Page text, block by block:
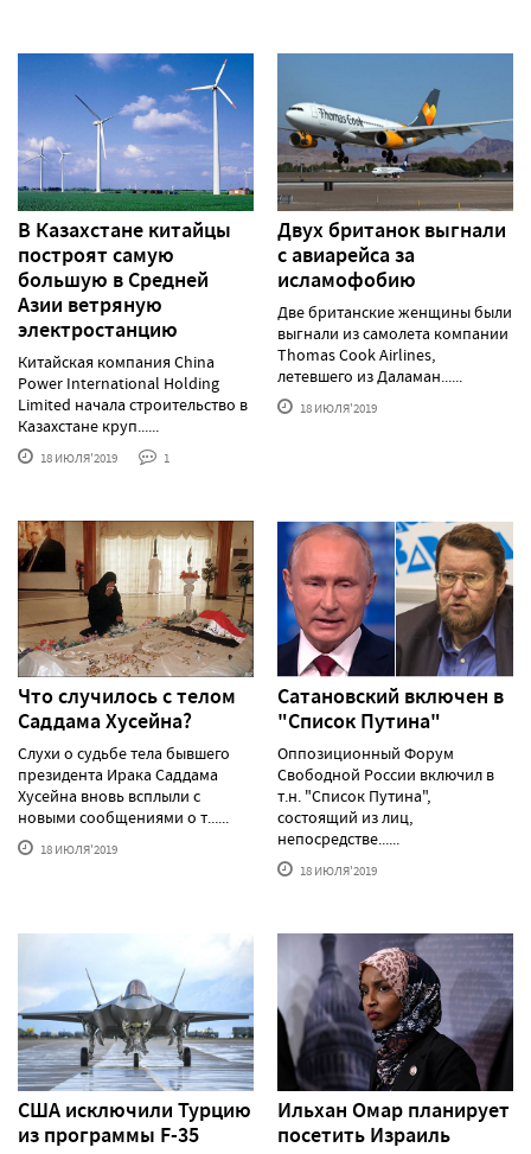
В Казахстане китайцы
построят самую
большую в Средней
Азии ветряную
электростанцию
Китайская компания China
Power International Holding
Limited начала строительство в
Казахстане круп......
18 ИЮЛЯ'2019 1
Двух британок выгнали
с авиарейса за
исламофобию
Две британские женщины были
выгнали из самолета компании
Thomas Cook Airlines,
летевшего из Даламан......
18 ИЮЛЯ'2019
Что случилось с телом
Саддама Хусейна?
Слухи о судьбе тела бывшего
президента Ирака Саддама
Хусейна вновь всплыли с
новыми сообщениями о т......
18 ИЮЛЯ'2019
Сатановский включен в
"Список Путина"
Оппозиционный Форум
Свободной России включил в
т.н. "Список Путина",
состоящий из лиц,
непосредстве......
18 ИЮЛЯ'2019
США исключили Турцию
из программы F-35
Ильхан Омар планирует
посетить Израиль